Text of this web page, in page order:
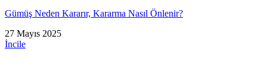
Gümüş Neden Kararır, Kararma Nasıl Önlenir?
27 Mayıs 2025
İncile